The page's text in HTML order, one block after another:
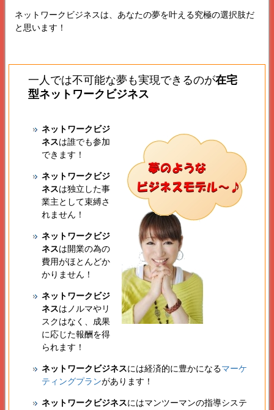
ネットワークビジネスは、あなたの夢を叶える究極の選択肢だ
と思います！
一人では不可能な夢も実現できるのが在宅
型ネットワークビジネス
ネットワークビジ
ネスは誰でも参加
できます！
ネットワークビジ
ネスは独立した事
業主として束縛さ
れません！
ネットワークビジ
ネスは開業の為の
費用がほとんどか
かりません！
ネットワークビジ
ネスはノルマやリ
スクはなく、成果
に応じた報酬を得
られます！
ネットワークビジネスには経済的に豊かになるマーケ
ティングプランがあります！
ネットワークビジネスにはマンツーマンの指導システ